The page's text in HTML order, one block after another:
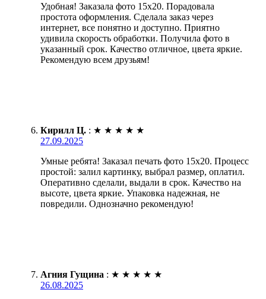
Удобная! Заказала фото 15х20. Порадовала
простота оформления. Сделала заказ через
интернет, все понятно и доступно. Приятно
удивила скорость обработки. Получила фото в
указанный срок. Качество отличное, цвета яркие.
Рекомендую всем друзьям!
Кирилл Ц. : ★ ★ ★ ★ ★
27.09.2025
Умные ребята! Заказал печать фото 15х20. Процесс
простой: залил картинку, выбрал размер, оплатил.
Оперативно сделали, выдали в срок. Качество на
высоте, цвета яркие. Упаковка надежная, не
повредили. Однозначно рекомендую!
Агния Гущина : ★ ★ ★ ★ ★
26.08.2025